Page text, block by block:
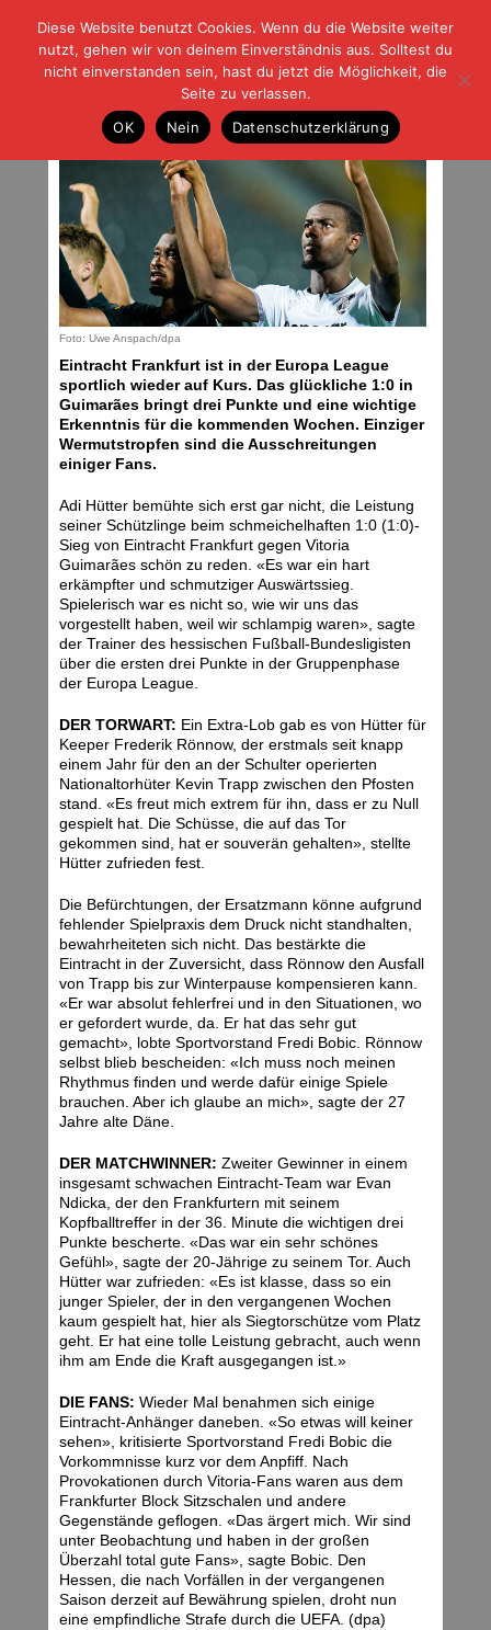
| | |BLOG-GFußball und der Rest
HOME|REGELN|IMPRESSUM |DATENSCHUTZ
Nicht gut, aber gewonnen
Freitag, 04.10.19 | 07:11 Uhr
Foto: Uwe Anspach/dpa
Eintracht Frankfurt ist in der Europa League
sportlich wieder auf Kurs. Das glückliche 1:0 in
Guimarães bringt drei Punkte und eine wichtige
Erkenntnis für die kommenden Wochen. Einziger
Wermutstropfen sind die Ausschreitungen
einiger Fans.
Adi Hütter bemühte sich erst gar nicht, die Leistung
seiner Schützlinge beim schmeichelhaften 1:0 (1:0)-
Sieg von Eintracht Frankfurt gegen Vitoria
Guimarães schön zu reden. «Es war ein hart
erkämpfter und schmutziger Auswärtssieg.
Spielerisch war es nicht so, wie wir uns das
vorgestellt haben, weil wir schlampig waren», sagte
der Trainer des hessischen Fußball-Bundesligisten
über die ersten drei Punkte in der Gruppenphase
der Europa League.
DER TORWART: Ein Extra-Lob gab es von Hütter für
Keeper Frederik Rönnow, der erstmals seit knapp
einem Jahr für den an der Schulter operierten
Nationaltorhüter Kevin Trapp zwischen den Pfosten
stand. «Es freut mich extrem für ihn, dass er zu Null
gespielt hat. Die Schüsse, die auf das Tor
gekommen sind, hat er souverän gehalten», stellte
Hütter zufrieden fest.
Die Befürchtungen, der Ersatzmann könne aufgrund
fehlender Spielpraxis dem Druck nicht standhalten,
bewahrheiteten sich nicht. Das bestärkte die
Eintracht in der Zuversicht, dass Rönnow den Ausfall
von Trapp bis zur Winterpause kompensieren kann.
«Er war absolut fehlerfrei und in den Situationen, wo
er gefordert wurde, da. Er hat das sehr gut
gemacht», lobte Sportvorstand Fredi Bobic. Rönnow
selbst blieb bescheiden: «Ich muss noch meinen
Rhythmus finden und werde dafür einige Spiele
brauchen. Aber ich glaube an mich», sagte der 27
Jahre alte Däne.
DER MATCHWINNER: Zweiter Gewinner in einem
insgesamt schwachen Eintracht-Team war Evan
Ndicka, der den Frankfurtern mit seinem
Kopfballtreffer in der 36. Minute die wichtigen drei
Punkte bescherte. «Das war ein sehr schönes
Gefühl», sagte der 20-Jährige zu seinem Tor. Auch
Hütter war zufrieden: «Es ist klasse, dass so ein
junger Spieler, der in den vergangenen Wochen
kaum gespielt hat, hier als Siegtorschütze vom Platz
geht. Er hat eine tolle Leistung gebracht, auch wenn
ihm am Ende die Kraft ausgegangen ist.»
DIE FANS: Wieder Mal benahmen sich einige
Eintracht-Anhänger daneben. «So etwas will keiner
sehen», kritisierte Sportvorstand Fredi Bobic die
Vorkommnisse kurz vor dem Anpfiff. Nach
Provokationen durch Vitoria-Fans waren aus dem
Frankfurter Block Sitzschalen und andere
Gegenstände geflogen. «Das ärgert mich. Wir sind
unter Beobachtung und haben in der großen
Überzahl total gute Fans», sagte Bobic. Den
Hessen, die nach Vorfällen in der vergangenen
Saison derzeit auf Bewährung spielen, droht nun
eine empfindliche Strafe durch die UEFA. (dpa)
Diese Website benutzt Cookies. Wenn du die Website weiter
nutzt, gehen wir von deinem Einverständnis aus. Solltest du
nicht einverstanden sein, hast du jetzt die Möglichkeit, die
Seite zu verlassen.
OK
Nein Datenschutzerklärung